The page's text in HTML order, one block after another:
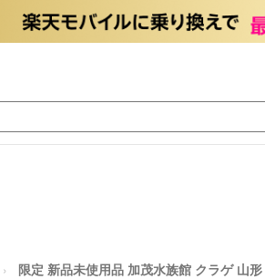
限定 新品未使用品 加茂水族館 クラゲ 山